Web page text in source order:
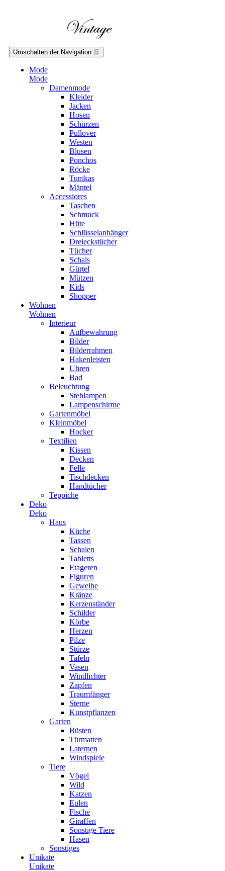
Umschalten der Navigation ☰
Mode
Mode
Damenmode
Kleider
Jacken
Hosen
Schürzen
Pullover
Westen
Blusen
Ponchos
Röcke
Tunikas
Mäntel
Accessiores
Taschen
Schmuck
Hüte
Schlüsselanhänger
Dreieckstücher
Tücher
Schals
Gürtel
Mützen
Kids
Shopper
Wohnen
Wohnen
Interieur
Aufbewahrung
Bilder
Bilderrahmen
Hakenleisten
Uhren
Bad
Beleuchtung
Stehlampen
Lampenschirme
Gartenmöbel
Kleinmöbel
Hocker
Textilien
Kissen
Decken
Felle
Tischdecken
Handtücher
Teppiche
Deko
Deko
Haus
Küche
Tassen
Schalen
Tabletts
Etageren
Figuren
Geweihe
Kränze
Kerzenständer
Schilder
Körbe
Herzen
Pilze
Stürze
Tafeln
Vasen
Windlichter
Zapfen
Traumfänger
Sterne
Kunstpflanzen
Garten
Büsten
Türmatten
Laternen
Windspiele
Tiere
Vögel
Wild
Katzen
Eulen
Fische
Giraffen
Sonstige Tiere
Hasen
Sonstiges
Unikate
Unikate